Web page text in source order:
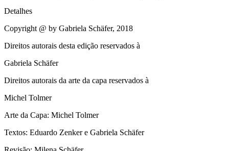
Detalhes
Copyright @ by Gabriela Schäfer, 2018
Direitos autorais desta edição reservados à
Gabriela Schäfer
Direitos autorais da arte da capa reservados à
Michel Tolmer
Arte da Capa: Michel Tolmer
Textos: Eduardo Zenker e Gabriela Schäfer